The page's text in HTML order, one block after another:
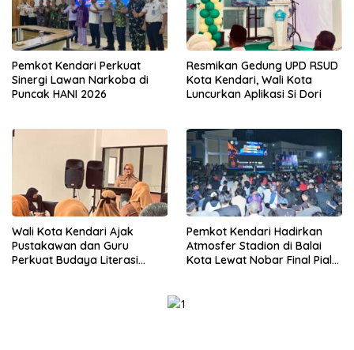
Pemkot Kendari Perkuat
Sinergi Lawan Narkoba di
Puncak HANI 2026
Resmikan Gedung UPD RSUD
Kota Kendari, Wali Kota
Luncurkan Aplikasi Si Dori
Wali Kota Kendari Ajak
Pustakawan dan Guru
Perkuat Budaya Literasi
Pemkot Kendari Hadirkan
Atmosfer Stadion di Balai
Kota Lewat Nobar Final Piala